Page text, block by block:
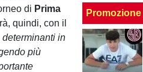
di Prima
quindi, con il
determinanti in
più
Promozione